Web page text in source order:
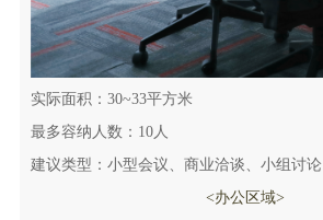
实际面积：30~33平方米
最多容纳人数：10人
建议类型：小型会议、商业洽谈、小组讨论
<办公区域>